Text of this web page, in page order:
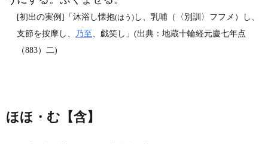
[初出の実例]「沐浴し懐抱(はう) し、乳哺（〈別訓〉フフメ）し、
支節を按摩し、
乃至、戯笑し」(出典：地蔵十輪経元慶七年点
（883）二)
ほほ・む【含】